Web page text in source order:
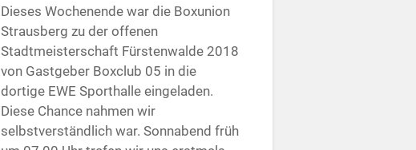
Dieses Wochenende war die Boxunion
Strausberg zu der offenen
Stadtmeisterschaft Fürstenwalde 2018
von Gastgeber Boxclub 05 in die
dortige EWE Sporthalle eingeladen.
Diese Chance nahmen wir
selbstverständlich war. Sonnabend früh